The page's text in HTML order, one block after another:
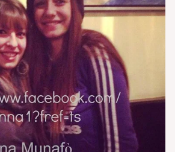
accoglie all'aeroporto la [']